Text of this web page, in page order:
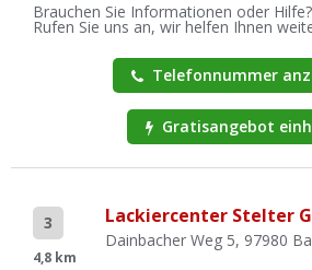
Brauchen Sie Informationen oder Hilfe?
Rufen Sie uns an, wir helfen Ihnen
Telefonnummer
Gratisangebot
3
4,8 km
Lackiercenter Stelter
Dainbacher Weg 5, 97980